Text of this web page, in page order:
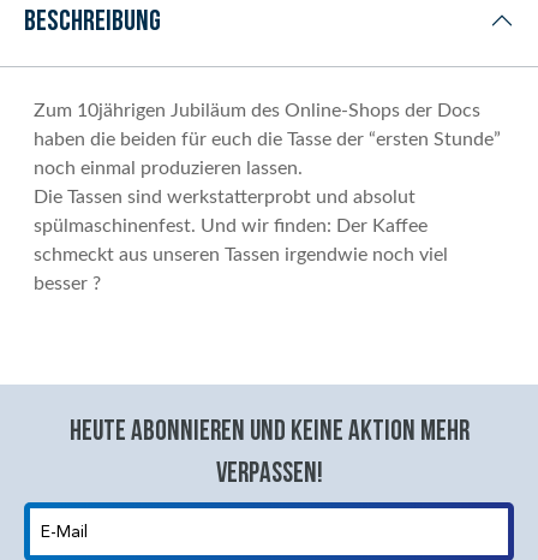
Beschreibung
Zum 10jährigen Jubiläum des Online-Shops der Docs
haben die beiden für euch die Tasse der “ersten Stunde”
noch einmal produzieren lassen.
Die Tassen sind werkstatterprobt und absolut
spülmaschinenfest. Und wir finden: Der Kaffee
schmeckt aus unseren Tassen irgendwie noch viel
besser ?
Heute abonnieren und keine aktion mehr
verpassen!